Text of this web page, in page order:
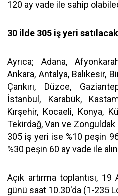
120 ay vade ile sahip
30 ilde 305 iş yeri satılacak
Ayrıca; Adana,
Ankara, Antalya, Balıkesir,
Çankırı, Düzce,
İstanbul, Karabük,
Kırşehir, Kocaeli, Konya,
Tekirdağ, Van ve
305 iş yeri ise %10 peşin
%30 peşin 60 ay vade ile
Açık artırma toplantısı,
günü saat 10.30'da (1-235